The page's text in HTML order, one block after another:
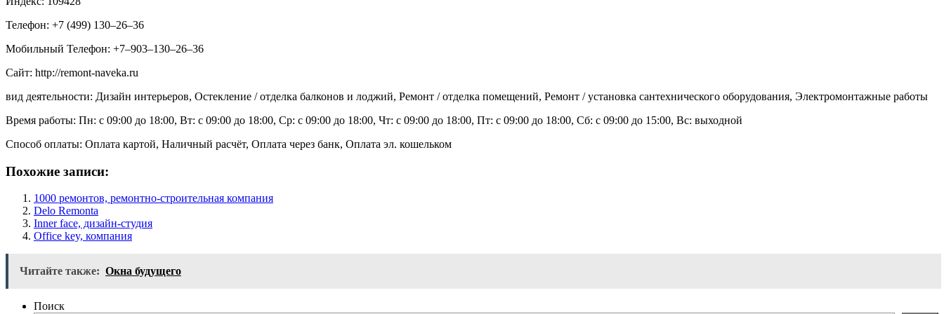
Телефон: +7 (499) 130‒26‒36
Мобильный Телефон: +7‒903‒130‒26‒36
Сайт: http://remont-naveka.ru
вид деятельности: Дизайн интерьеров, Остекление / отделка балконов и лоджий, Ремонт / отделка помещений, Ремонт / установка сантехнического оборудования, Электромонтажные работы
Время работы: Пн: с 09:00 до 18:00, Вт: с 09:00 до 18:00, Ср: с 09:00 до 18:00, Чт: с 09:00 до 18:00, Пт: с 09:00 до 18:00, Сб: с 09:00 до 15:00, Вс: выходной
Способ оплаты: Оплата картой, Наличный расчёт, Оплата через банк, Оплата эл. кошельком
Похожие записи:
1000 ремонтов, ремонтно-строительная компания
Delo Remonta
Inner face, дизайн-студия
Office key, компания
Читайте также: Окна будущего
Поиск